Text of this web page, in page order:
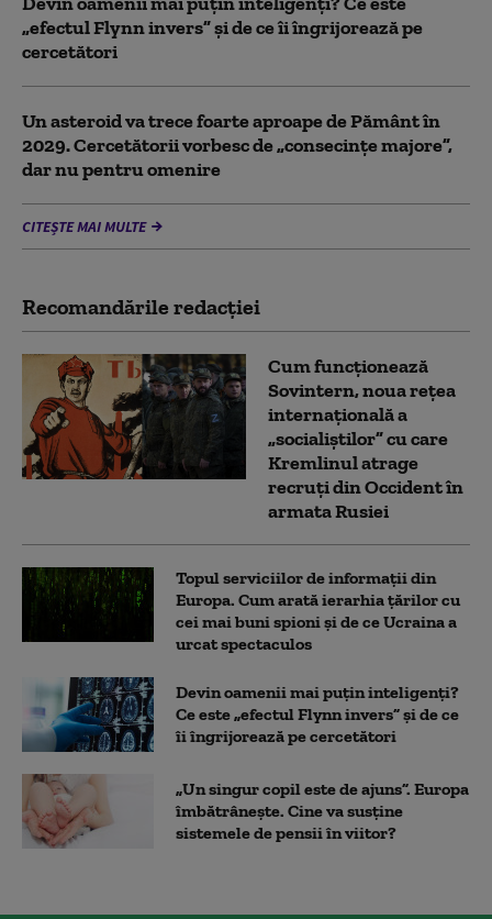
„efectul Flynn invers” și de ce îi îngrijorează pe
cercetători
Un asteroid va trece foarte aproape de Pământ în
2029. Cercetătorii vorbesc de „consecințe majore”,
dar nu pentru omenire
CITEȘTE MAI MULTE
Recomandările redacţiei
Cum funcționează
Sovintern, noua rețea
internațională a
„socialiștilor” cu care
Kremlinul atrage
recruți din Occident în
armata Rusiei
Topul serviciilor de informații din
Europa. Cum arată ierarhia țărilor cu
cei mai buni spioni și de ce Ucraina a
urcat spectaculos
Devin oamenii mai puțin inteligenți?
Ce este „efectul Flynn invers” și de ce
îi îngrijorează pe cercetători
„Un singur copil este de ajuns”. Europa
îmbătrânește. Cine va susține
sistemele de pensii în viitor?